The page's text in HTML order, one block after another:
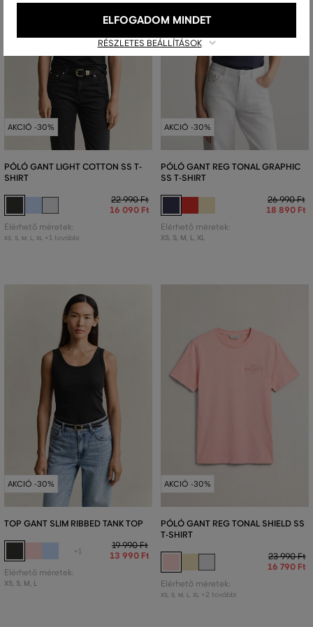
AKCIÓ -30%
PÓLÓ GANT LIGHT COTTON SS T-
SHIRT
22 990 Ft
16 090 Ft
Elérhető méretek:
XS, S, M L XL +1 további
AKCIÓ -30%
PÓLÓ GANT REG TONAL GRAPHIC
SS T-SHIRT
26 990 Ft
18 890 Ft
Elérhető méretek:
XS, S, M, L, XL
AKCIÓ -30%
TOP GANT SLIM RIBBED TANK TOP
+1
19 990 Ft
13 990 Ft
Elérhető méretek:
XS, S, M, L
AKCIÓ -30%
PÓLÓ GANT REG TONAL SHIELD SS
T-SHIRT
23 990 Ft
16 790 Ft
Elérhető méretek:
XS, S, M L XL +2 további
RÉSZLETES BEÁLLÍTÁSOK
ELFOGADOM MINDET